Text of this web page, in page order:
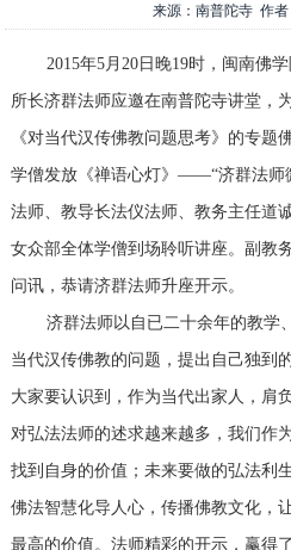
来源：南普陀寺 作
2015年5月20日晚19时，闽南佛
所长济群法师应邀在南普陀寺讲堂，
《对当代汉传佛教问题思考》的专题
学僧发放《禅语心灯》——“济群法师
法师、教导长法仪法师、教务主任道
女众部全体学僧到场聆听讲座。副教
问讯，恭请济群法师升座开示。
济群法师以自已二十余年的教学
当代汉传佛教的问题，提出自己独到
大家要认识到，作为当代出家人，肩
对弘法法师的述求越来越多，我们作
找到自身的价值；未来要做的弘法利
佛法智慧化导人心，传播佛教文化，
最高的价值。法师精彩的开示，赢得